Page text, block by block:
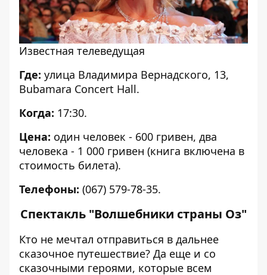
Известная телеведущая
Где: улица Владимира Вернадского, 13,
Bubamara Concert Hall.
Когда: 17:30.
Цена: один человек - 600 гривен, два
человека - 1 000 гривен (книга включена в
стоимость билета).
Телефоны: (067) 579-78-35.
Спектакль "Волшебники страны Оз"
Кто не мечтал отправиться в дальнее
сказочное путешествие? Да еще и со
сказочными героями, которые всем